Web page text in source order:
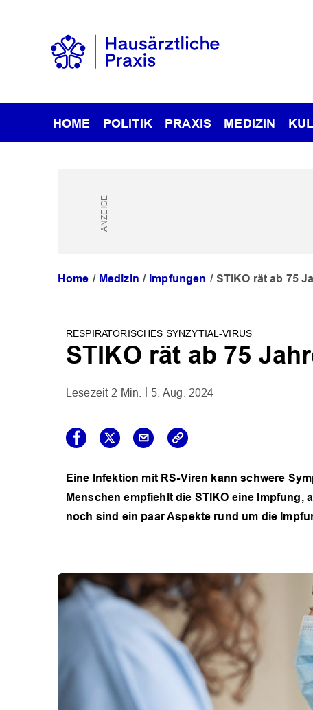
HOME POLITIK PRAXIS MEDIZIN
Home Medizin Impfungen STIKO rät ab 75
RESPIRATORISCHES SYNZYTIAL-VIRUS
STIKO rät ab 75
2 Min. 5. Aug. 2024
Eine Infektion mit RS-Viren kann schwere
Menschen empfiehlt die STIKO eine
noch sind ein paar Aspekte rund um die